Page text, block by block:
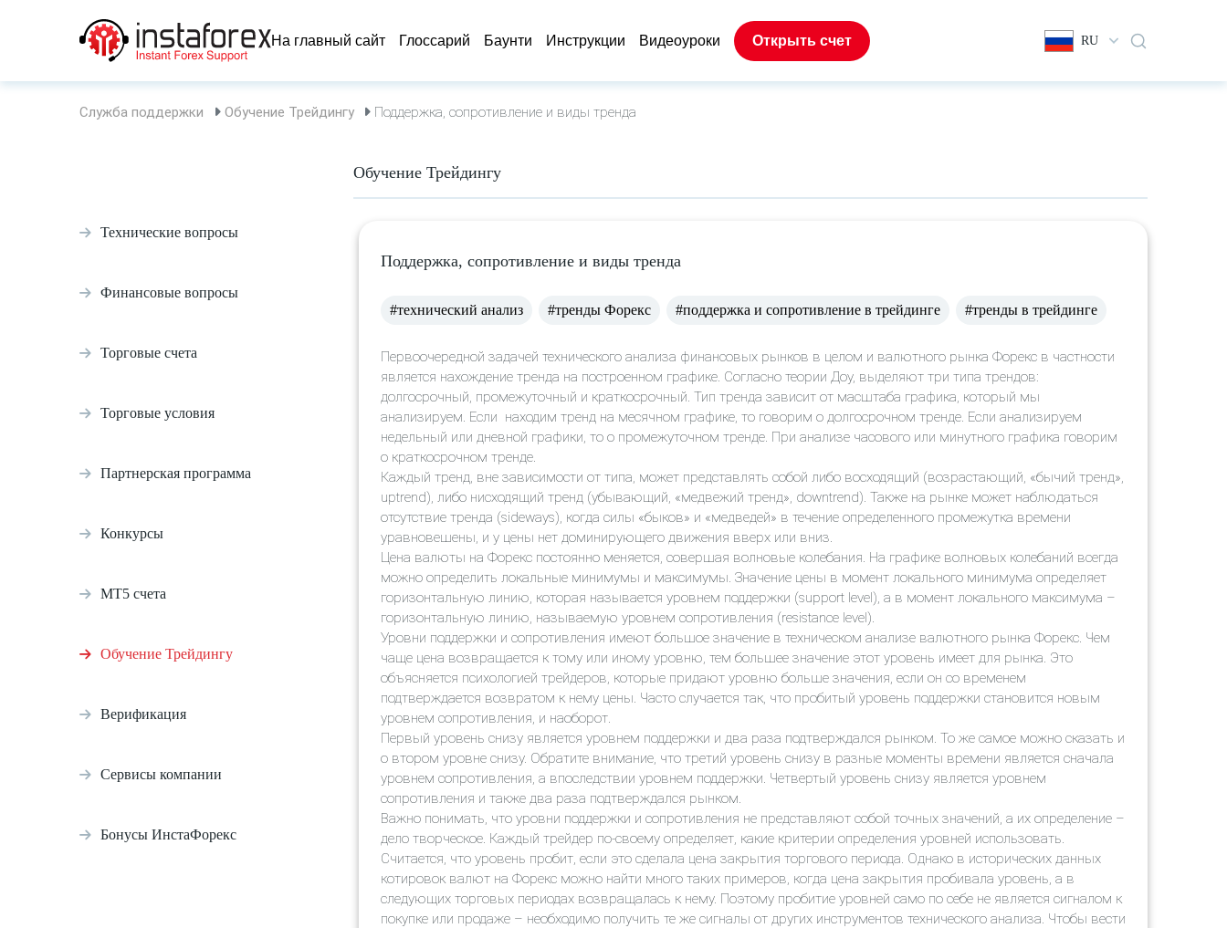
На главный сайт Глоссарий Баунти Инструкции Видеоуроки Открыть счет RU
Служба поддержки Обучение Трейдингу Поддержка, сопротивление и виды тренда
Технические вопросы
Финансовые вопросы
Торговые счета
Торговые условия
Партнерская программа
Конкурсы
МТ5 счета
Обучение Трейдингу
Верификация
Сервисы компании
Бонусы ИнстаФорекс
Обучение Трейдингу
Поддержка, сопротивление и виды тренда
#технический анализ #тренды Форекс #поддержка и сопротивление в трейдинге #тренды в трейдинге
Первоочередной задачей технического анализа финансовых рынков в целом и валютного рынка Форекс в частности
является нахождение тренда на построенном графике. Согласно теории Доу, выделяют три типа трендов:
долгосрочный, промежуточный и краткосрочный. Тип тренда зависит от масштаба графика, который мы
анализируем. Если находим тренд на месячном графике, то говорим о долгосрочном тренде. Если анализируем
недельный или дневной графики, то о промежуточном тренде. При анализе часового или минутного графика говорим
о краткосрочном тренде.
Каждый тренд, вне зависимости от типа, может представлять собой либо восходящий (возрастающий, «бычий тренд»,
uptrend), либо нисходящий тренд (убывающий, «медвежий тренд», downtrend). Также на рынке может наблюдаться
отсутствие тренда (sideways), когда силы «быков» и «медведей» в течение определенного промежутка времени
уравновешены, и у цены нет доминирующего движения вверх или вниз.
Цена валюты на Форекс постоянно меняется, совершая волновые колебания. На графике волновых колебаний всегда
можно определить локальные минимумы и максимумы. Значение цены в момент локального минимума определяет
горизонтальную линию, которая называется уровнем поддержки (support level), а в момент локального максимума –
горизонтальную линию, называемую уровнем сопротивления (resistance level).
Уровни поддержки и сопротивления имеют большое значение в техническом анализе валютного рынка Форекс. Чем
чаще цена возвращается к тому или иному уровню, тем большее значение этот уровень имеет для рынка. Это
объясняется психологией трейдеров, которые придают уровню больше значения, если он со временем
подтверждается возвратом к нему цены. Часто случается так, что пробитый уровень поддержки становится новым
уровнем сопротивления, и наоборот.
Первый уровень снизу является уровнем поддержки и два раза подтверждался рынком. То же самое можно сказать и
о втором уровне снизу. Обратите внимание, что третий уровень снизу в разные моменты времени является сначала
уровнем сопротивления, а впоследствии уровнем поддержки. Четвертый уровень снизу является уровнем
сопротивления и также два раза подтверждался рынком.
Важно понимать, что уровни поддержки и сопротивления не представляют собой точных значений, а их определение –
дело творческое. Каждый трейдер по-своему определяет, какие критерии определения уровней использовать.
Считается, что уровень пробит, если это сделала цена закрытия торгового периода. Однако в исторических данных
котировок валют на Форекс можно найти много таких примеров, когда цена закрытия пробивала уровень, а в
следующих торговых периодах возвращалась к нему. Поэтому пробитие уровней само по себе не является сигналом к
покупке или продаже – необходимо получить те же сигналы от других инструментов технического анализа. Чтобы вести